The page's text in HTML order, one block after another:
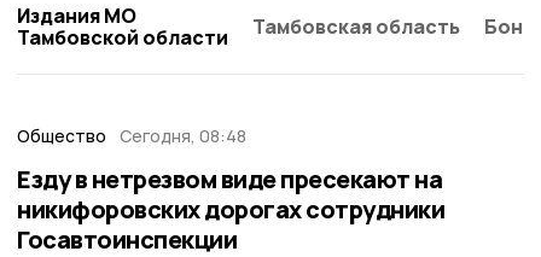
Издания МО
Тамбовской области
Тамбовская область
Общество Сегодня, 08:48
Езду в нетрезвом виде пресекают на
никифоровских дорогах сотрудники
Госавтоинспекции